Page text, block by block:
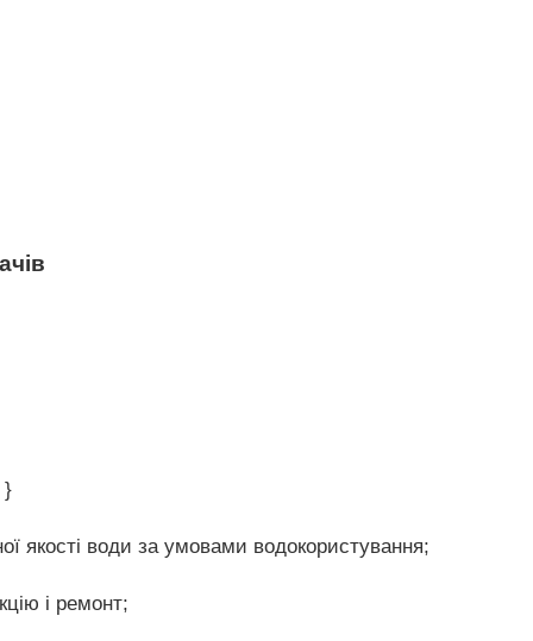
}
якості води за умовами водокористування;
і ремонт;